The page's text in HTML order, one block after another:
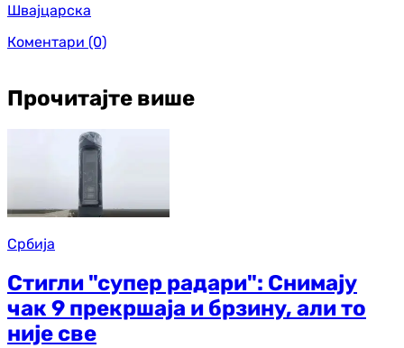
Швајцарска
Коментари (0)
Прочитајте више
Србија
Стигли "супер радари": Снимају
чак 9 прекршаја и брзину, али то
није све